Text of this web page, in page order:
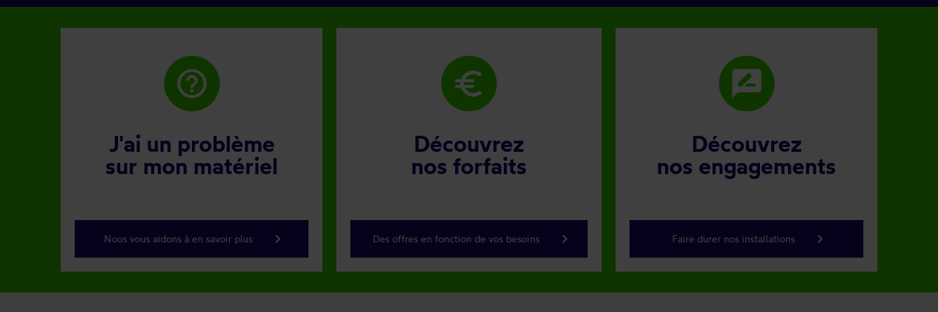
help_outline
J'ai un problème
sur mon matériel
Nous vous aidons à en savoir plus keyboard_arrow_right
euro
Découvrez
nos forfaits
Des offres en fonction de vos besoins keyboard_arrow_right
rate_review
Découvrez
nos engagements
Faire durer nos installations keyboard_arrow_right